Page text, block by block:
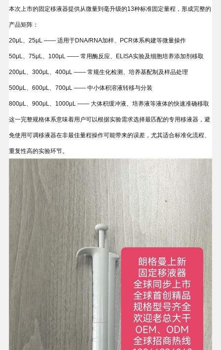
本次上市的固定移液器提供从微量到毫升级的13种标准固定量程 ，形成完整的
产品矩阵：
20μL、25μL —— 适用于DNA/RNA加样、PCR体系构建等微量操作
50μL、75μL、100μL —— 常用酶反应、ELISA实验及细胞培养添加剂移取
200μL、300μL、400μL —— 常规生化检测、培养基配制及样品处理
500μL、600μL、700μL —— 中小体积溶液转移与分装
800μL、900μL、1000μL —— 大体积缓冲液、培养液等液体的快速准确移取
这一完整规格体系意味着用户可以根据实验需求选择最匹配的专用移液器，避
免使用可调移液器在非最佳量程操作可能带来的误差，尤其适合标准化流程、
重复性高的实验环节。